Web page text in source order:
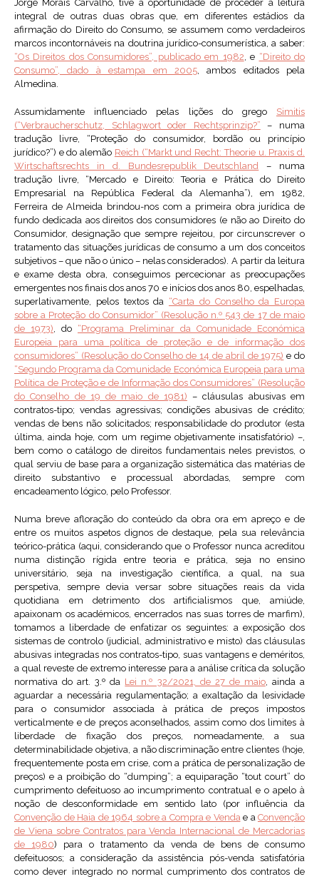
Jorge Morais Carvalho, tive a oportunidade de proceder à leitura
integral de outras duas obras que, em diferentes estádios da
afirmação do Direito do Consumo, se assumem como verdadeiros
marcos incontornáveis na doutrina jurídico-consumerística, a saber:
“Os Direitos dos Consumidores”, publicado em 1982, e “Direito do
Consumo”, dado à estampa em 2005, ambos editados pela
Almedina.
Assumidamente influenciado pelas lições do grego Simitis
(“Verbraucherschutz, Schlagwort oder Rechtsprinzip?” – numa
tradução livre, “Proteção do consumidor, bordão ou princípio
jurídico?”) e do alemão Reich (“Markt und Recht: Theorie u. Praxis d.
Wirtschaftsrechts in d. Bundesrepublik Deutschland – numa
tradução livre, “Mercado e Direito: Teoria e Prática do Direito
Empresarial na República Federal da Alemanha”), em 1982,
Ferreira de Almeida brindou-nos com a primeira obra jurídica de
fundo dedicada aos direitos dos consumidores (e não ao Direito do
Consumidor, designação que sempre rejeitou, por circunscrever o
tratamento das situações jurídicas de consumo a um dos conceitos
subjetivos – que não o único – nelas considerados). A partir da leitura
e exame desta obra, conseguimos percecionar as preocupações
emergentes nos finais dos anos 70 e inícios dos anos 80, espelhadas,
superlativamente, pelos textos da “Carta do Conselho da Europa
sobre a Proteção do Consumidor” (Resolução n.º 543 de 17 de maio
de 1973), do “Programa Preliminar da Comunidade Económica
Europeia para uma política de proteção e de informação dos
consumidores” (Resolução do Conselho de 14 de abril de 1975) e do
“Segundo Programa da Comunidade Económica Europeia para uma
Política de Proteção e de Informação dos Consumidores” (Resolução
do Conselho de 19 de maio de 1981) – cláusulas abusivas em
contratos-tipo; vendas agressivas; condições abusivas de crédito;
vendas de bens não solicitados; responsabilidade do produtor (esta
última, ainda hoje, com um regime objetivamente insatisfatório) –,
bem como o catálogo de direitos fundamentais neles previstos, o
qual serviu de base para a organização sistemática das matérias de
direito substantivo e processual abordadas, sempre com
encadeamento lógico, pelo Professor.
Numa breve afloração do conteúdo da obra ora em apreço e de
entre os muitos aspetos dignos de destaque, pela sua relevância
teórico-prática (aqui, considerando que o Professor nunca acreditou
numa distinção rígida entre teoria e prática, seja no ensino
universitário, seja na investigação científica, a qual, na sua
perspetiva, sempre devia versar sobre situações reais da vida
quotidiana em detrimento dos artificialismos que, amiúde,
apaixonam os académicos, encerrados nas suas torres de marfim),
tomamos a liberdade de enfatizar os seguintes: a exposição dos
sistemas de controlo (judicial, administrativo e misto) das cláusulas
abusivas integradas nos contratos-tipo, suas vantagens e deméritos,
a qual reveste de extremo interesse para a análise crítica da solução
normativa do art. 3.º da Lei n.º 32/2021, de 27 de maio, ainda a
aguardar a necessária regulamentação; a exaltação da lesividade
para o consumidor associada à prática de preços impostos
verticalmente e de preços aconselhados, assim como dos limites à
liberdade de fixação dos preços, nomeadamente, a sua
determinabilidade objetiva, a não discriminação entre clientes (hoje,
frequentemente posta em crise, com a prática de personalização de
preços) e a proibição do “dumping”; a equiparação “tout court” do
cumprimento defeituoso ao incumprimento contratual e o apelo à
noção de desconformidade em sentido lato (por influência da
Convenção de Haia de 1964 sobre a Compra e Vendae a Convenção
de Viena sobre Contratos para Venda Internacional de Mercadorias
de 1980) para o tratamento da venda de bens de consumo
defeituosos; a consideração da assistência pós-venda satisfatória
como dever integrado no normal cumprimento dos contratos de